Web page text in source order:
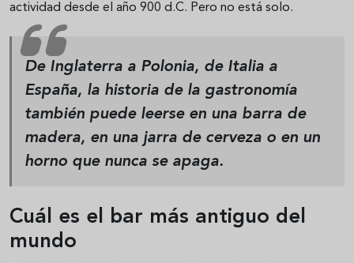
actividad desde el año 900 d.C. Pero no está solo.
De Inglaterra a Polonia, de Italia a
España, la historia de la gastronomía
también puede leerse en una barra de
madera, en una jarra de cerveza o en un
horno que nunca se apaga.
Cuál es el bar más antiguo del
mundo